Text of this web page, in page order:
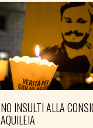
NO INSULTI ALLA
AQUILEIA